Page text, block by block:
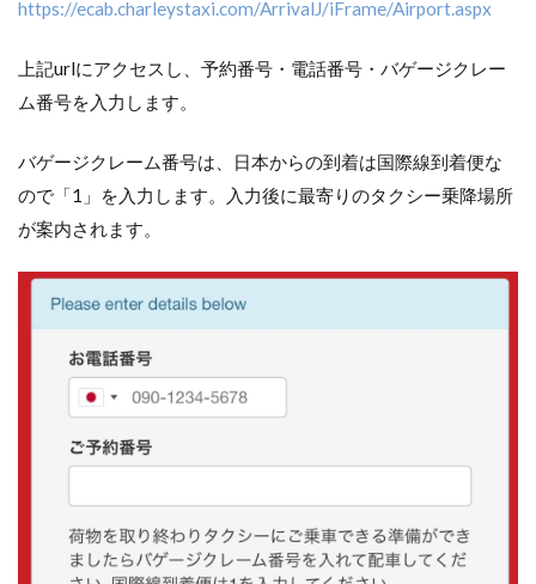
https://ecab.charleystaxi.com/ArrivalJ/iFrame/Airport.aspx
上記urlにアクセスし、予約番号・電話番号・バゲージクレー
ム番号を入力します。
バゲージクレーム番号は、日本からの到着は国際線到着便な
ので「1」を入力します。入力後に最寄りのタクシー乗降場所
が案内されます。